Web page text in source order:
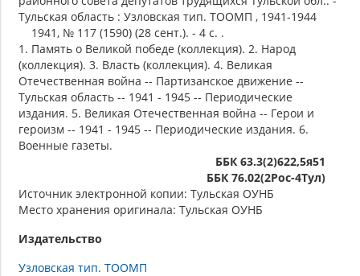
Тульская область : Узловская тип. ТООМП , 1941-1944
1941, № 117 (1590) (28 сент.). - 4 с. .
1. Память о Великой победе (коллекция). 2. Народ
(коллекция). 3. Власть (коллекция). 4. Великая
Отечественная война -- Партизанское движение --
Тульская область -- 1941 - 1945 -- Периодические
издания. 5. Великая Отечественная война -- Герои и
героизм -- 1941 - 1945 -- Периодические издания. 6.
Военные газеты.
ББК 63.3(2)622,5я51
ББК 76.02(2Рос-4Тул)
Источник электронной копии: Тульская ОУНБ
Место хранения оригинала: Тульская ОУНБ
Издательство
Узловская тип. ТООМП